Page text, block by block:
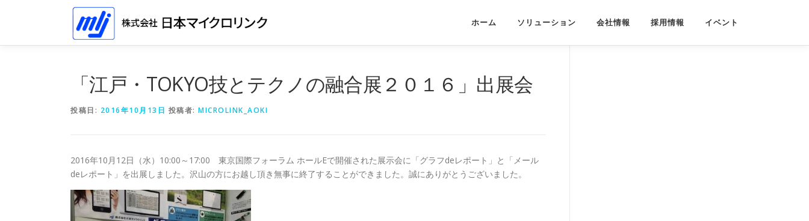
ン
ホーム ソリューション 会社情報 採用情報 イベント
「江戸・TOKYO技とテクノの融合展２０１６」出展会
投稿日: 2016年10月13日 投稿者: MICROLINK_AOKI
2016年10月12日（水）10:00～17:00 東京国際フォーラム ホールEで開催された展示会に「グラフdeレポート」と「メール
deレポート」を出展しました。沢山の方にお越し頂き無事に終了することができました。誠にありがとうございました。